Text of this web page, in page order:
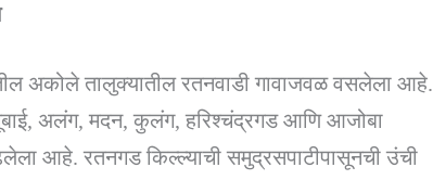
अकोले तालुक्यातील रतनवाडी गावाजवळ वसलेला आहे.
अलंग, मदन, कुलंग, हरिश्चंद्रगड आणि आजोबा
आहे. रतनगड किल्ल्याची समुद्रसपाटीपासूनची उंची